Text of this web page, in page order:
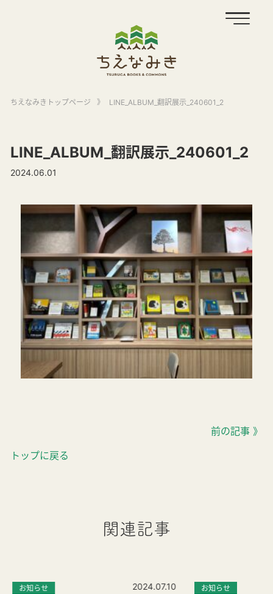
ちえなみきトップページ 》 LINE_ALBUM_翻訳展示_240601_2
LINE_ALBUM_翻訳展示_240601_2
2024.06.01
トップに戻る
前の記事 》
関連記事
お知らせ
2024.07.10
お知らせ